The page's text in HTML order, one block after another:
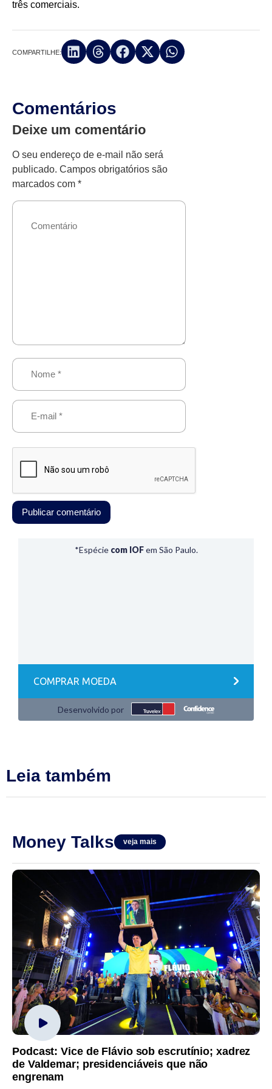
três comerciais.
COMPARTILHE:
Comentários
Deixe um comentário
O seu endereço de e-mail não será
publicado. Campos obrigatórios são
marcados com *
Leia também
Money Talks veja mais
Podcast: Vice de Flávio sob escrutínio; xadrez
de Valdemar; presidenciáveis que não
engrenam